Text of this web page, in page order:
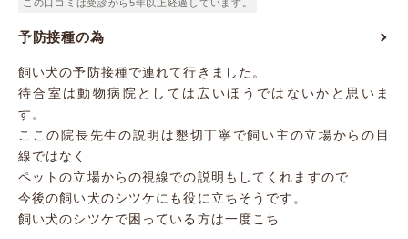
この口コミは受診から5年以上経過しています。
予防接種の為
飼い犬の予防接種で連れて行きました。
待合室は動物病院としては広いほうではないかと思いま
す。
ここの院長先生の説明は懇切丁寧で飼い主の立場からの目
線ではなく
ペットの立場からの視線での説明もしてくれますので
今後の飼い犬のシツケにも役に立ちそうです。
飼い犬のシツケで困っている方は一度こち...